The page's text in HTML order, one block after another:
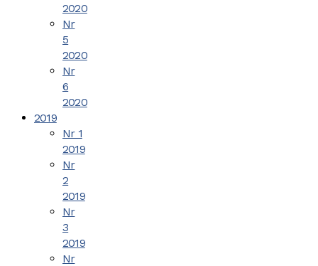
2020
Nr
5
2020
Nr
6
2020
2019
Nr 1
2019
Nr
2
2019
Nr
3
2019
Nr